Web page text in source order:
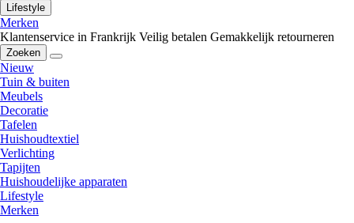
Lifestyle
Merken
Klantenservice in Frankrijk Veilig betalen Gemakkelijk retourneren
Zoeken
Nieuw
Tuin & buiten
Meubels
Decoratie
Tafelen
Huishoudtextiel
Verlichting
Tapijten
Huishoudelijke apparaten
Lifestyle
Merken